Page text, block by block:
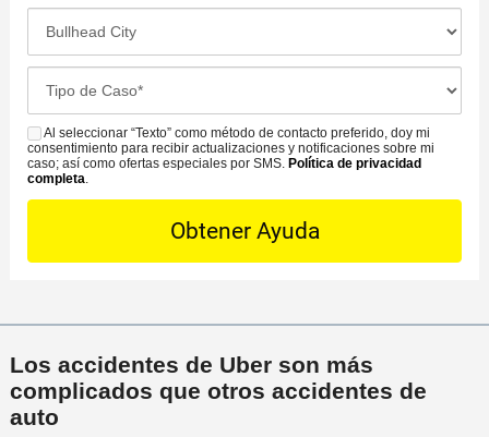
*
d
d
C
o
n
t
t
P
e
f
e
c
c
ó
n
d
e
i
e
n
t
o
i
c
i
n
e
r
c
s
e
D
e
a
*
S
M
S
Al seleccionar “Texto” como método de contacto preferido, doy mi
consentimiento para recibir actualizaciones y notificaciones sobre mi
caso; así como ofertas especiales por SMS. Política de privacidad
completa.
Los accidentes de Uber son más
complicados que otros accidentes de
auto